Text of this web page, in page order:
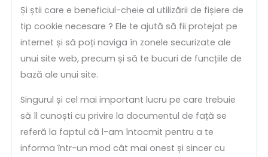
Și știi care e beneficiul-cheie al utilizării de fișiere de
tip cookie necesare ? Ele te ajută să fii protejat pe
internet și să poți naviga în zonele securizate ale
unui site web, precum și să te bucuri de funcțiile de
bază ale unui site.
Singurul și cel mai important lucru pe care trebuie
să îl cunoști cu privire la documentul de față se
referă la faptul că l-am întocmit pentru a te
informa într-un mod cât mai onest și sincer cu